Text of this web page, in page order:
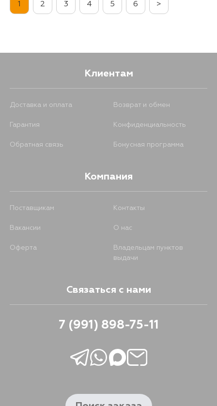
9 августа
13 августа 382
18 августа
1 2 3 4 5 6 >
Клиентам
Доставка и оплата Возврат и обмен
Гарантия Конфиденциальность
Обратная связь Бонусная программа
Компания
Поставщикам Контакты
Вакансии О нас
Оферта
Владельцам пунктов
выдачи
Связаться с нами
7 (991) 898-75-11